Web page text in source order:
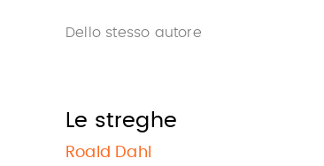
Dello stesso autore
Le streghe
Roald Dahl